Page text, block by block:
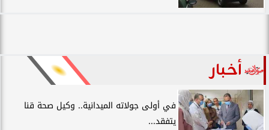
أخبار
في أولى جولاته الميدانية.. وكيل صحة قنا
يتفقد...